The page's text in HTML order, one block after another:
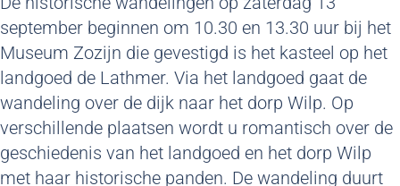
september beginnen om 10.30 en 13.30 uur bij het
Museum Zozijn die gevestigd is het kasteel op het
landgoed de Lathmer. Via het landgoed gaat de
wandeling over de dijk naar het dorp Wilp. Op
verschillende plaatsen wordt u romantisch over de
geschiedenis van het landgoed en het dorp Wilp
met haar historische panden. De wandeling duurt